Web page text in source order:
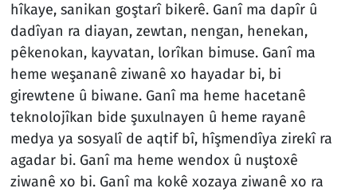
hîkaye, sanikan goştarî bikerê. Ganî ma dapîr û
dadîyan ra diayan, zewtan, nengan, henekan,
pêkenokan, kayvatan, lorîkan bimuse. Ganî ma
heme weşananê ziwanê xo hayadar bi, bi
girewtene û biwane. Ganî ma heme hacetanê
teknolojîkan bide şuxulnayen û heme rayanê
medya ya sosyalî de aqtif bî, hîşmendîya zirekî ra
agadar bi. Ganî ma heme wendox û nuştoxê
ziwanê xo bi. Ganî ma kokê xozaya ziwanê xo ra